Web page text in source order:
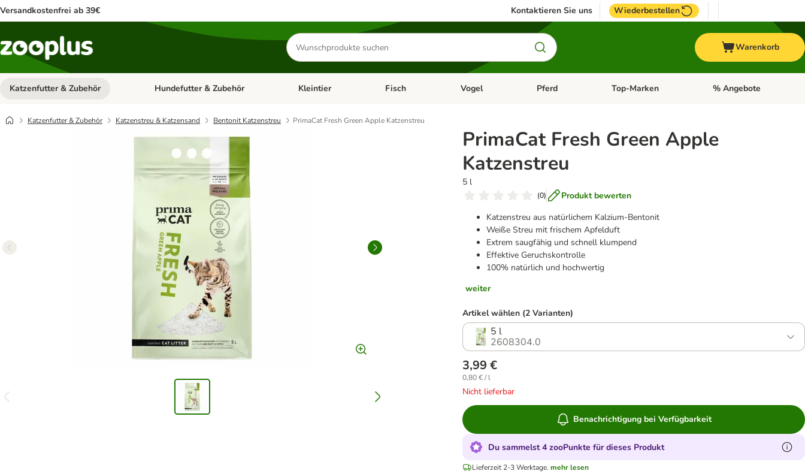
Versandkostenfrei ab 39€ Kontaktieren Sie uns Wiederbestellen
Produkte
suchen
Warenkorb
Katzenfutter & Zubehör Kategorie-Menü öffnen: Katzenfutter & Zubehör
Hundefutter & Zubehör Kategorie-Menü öffnen: Hundefutter & Zubehör
Kleintier Kategorie-Menü öffnen: Kleintier
Fisch Kategorie-Menü öffnen: Fisch
Vogel Kategorie-Menü öffnen: Vogel
Pferd Kategorie-Menü öffnen: Pferd
Top-Marken Kategorie-Menü öffnen:
% Angebote
Katzenfutter & Zubehör Katzenstreu & Katzensand Bentonit Katzenstreu PrimaCat Fresh Green Apple Katzenstreu
PrimaCat Fresh Green Apple
Katzenstreu
5 l
(0)
Produkt bewerten
Katzenstreu aus natürlichem Kalzium-Bentonit
Weiße Streu mit frischem Apfelduft
Extrem saugfähig und schnell klumpend
Effektive Geruchskontrolle
100% natürlich und hochwertig
weiter
Artikel wählen (2 Varianten)
5 l
2608304.0
3,99 €
0,80 € / l
Nicht lieferbar
Benachrichtigung bei Verfügbarkeit
Du sammelst 4 zooPunkte für dieses Produkt
Lieferzeit 2-3 Werktage. mehr lesen